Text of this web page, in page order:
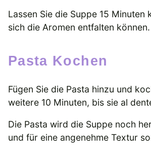
Lassen Sie die Suppe 15 Minuten
sich die Aromen entfalten können.
Pasta Kochen
Fügen Sie die Pasta hinzu und
weitere 10 Minuten, bis sie al
Die Pasta wird die Suppe noch
und für eine angenehme Textur